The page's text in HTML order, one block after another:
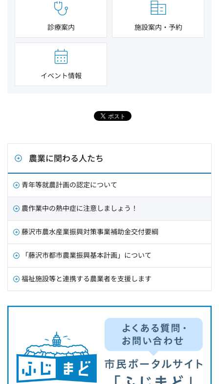
診療案内 施設案内・予約
イベント情報
農業に関わる人たち
青年等就農計画の認定について
農作業中の熱中症に注意しましょう！
藤沢市農水産業振興対策事業補助金交付要綱
「藤沢市都市農業振興基本計画」について
福祉施設等と連携する農業者を支援します